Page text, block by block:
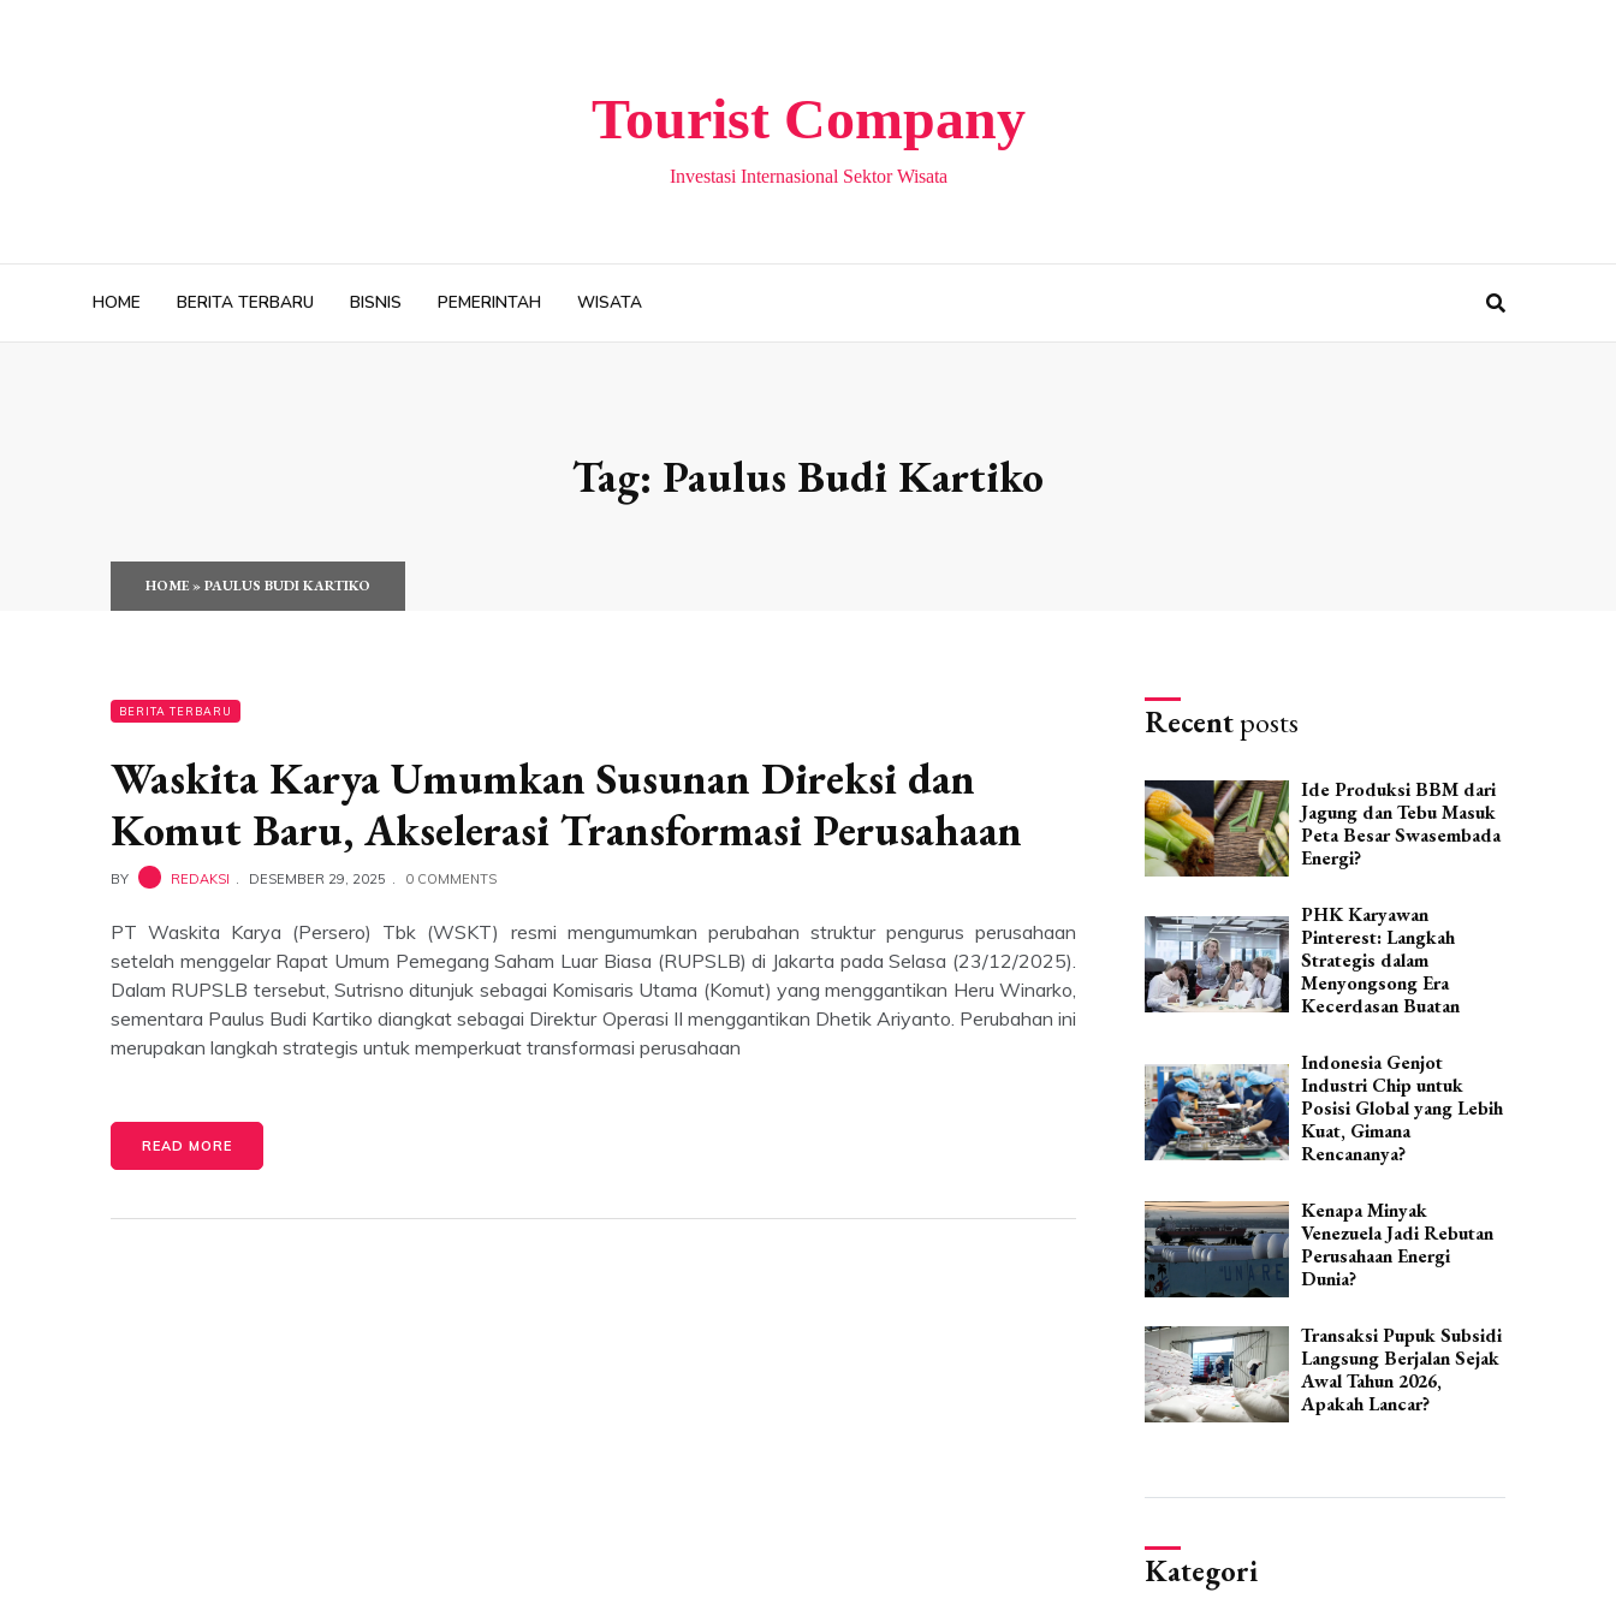
Tourist Company
Investasi Internasional Sektor Wisata
HOME BERITA TERBARU BISNIS PEMERINTAH WISATA
Tag: Paulus Budi Kartiko
HOME»PAULUS BUDI KARTIKO
BERITA TERBARU
Waskita Karya Umumkan Susunan Direksi dan
Komut Baru, Akselerasi Transformasi Perusahaan
BY REDAKSI DESEMBER 29, 2025 0 COMMENTS
PT Waskita Karya (Persero) Tbk (WSKT) resmi mengumumkan perubahan struktur pengurus perusahaan
setelah menggelar Rapat Umum Pemegang Saham Luar Biasa (RUPSLB) di Jakarta pada Selasa (23/12/2025).
Dalam RUPSLB tersebut, Sutrisno ditunjuk sebagai Komisaris Utama (Komut) yang menggantikan Heru Winarko,
sementara Paulus Budi Kartiko diangkat sebagai Direktur Operasi II menggantikan Dhetik Ariyanto. Perubahan ini
merupakan langkah strategis untuk memperkuat transformasi perusahaan
READ MORE
Recentposts
Ide Produksi BBM dari
Jagung dan Tebu Masuk
Peta Besar Swasembada
Energi?
PHK Karyawan
Pinterest: Langkah
Strategis dalam
Menyongsong Era
Kecerdasan Buatan
Indonesia Genjot
Industri Chip untuk
Posisi Global yang Lebih
Kuat, Gimana
Rencananya?
Kenapa Minyak
Venezuela Jadi Rebutan
Perusahaan Energi
Dunia?
Transaksi Pupuk Subsidi
Langsung Berjalan Sejak
Awal Tahun 2026,
Apakah Lancar?
Kategori